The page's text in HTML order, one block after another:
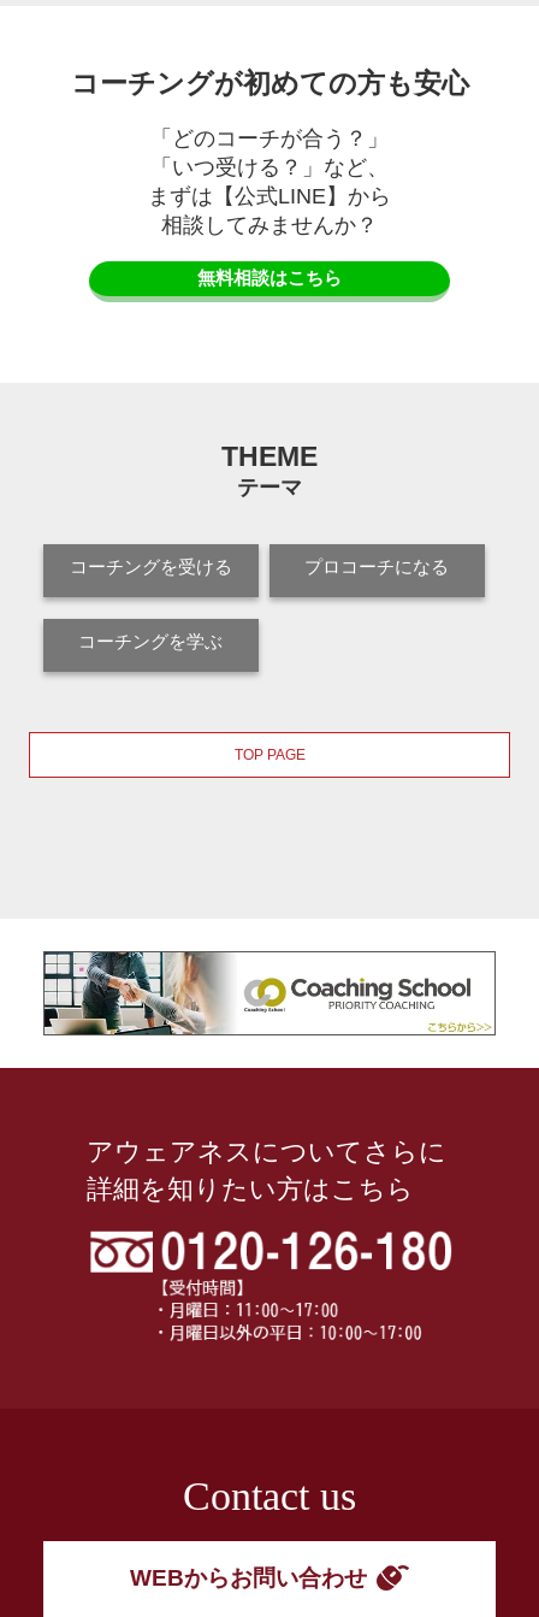
コーチングが初めての方も安心
「どのコーチが合う？」
「いつ受ける？」など、
まずは【公式LINE】から
相談してみませんか？
無料相談はこちら
THEME
テーマ
コーチングを受ける プロコーチになる
コーチングを学ぶ
TOP PAGE
アウェアネスについてさらに
詳細を知りたい方はこちら
Contact us
WEBからお問い合わせ